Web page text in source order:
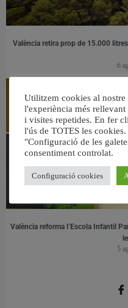
València retira prop de 15.000
6
València reforma l’Escola Infantil
5
Utilitzem cookies al
l'experiència més
i visites repetides. En fer
l'ús de TOTES les
"Configuració de les
consentiment controlat.
Configuració cookies